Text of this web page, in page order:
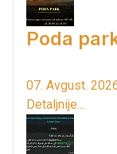
Poda
07. Avgust.
Detaljnije...